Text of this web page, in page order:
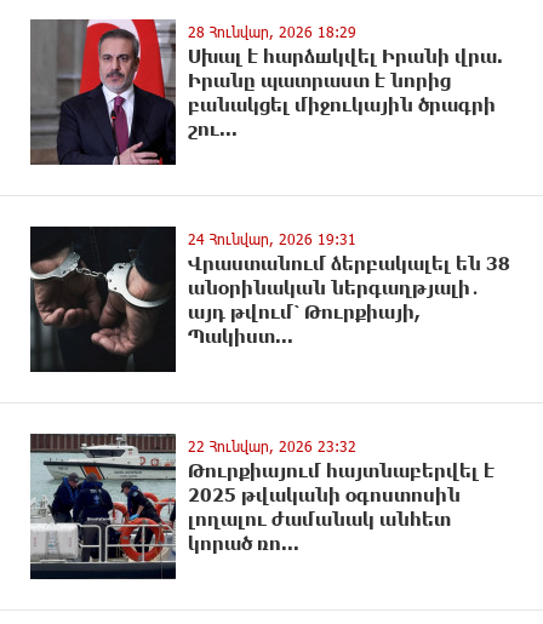
28 Հունվար, 2026 18:29
Սխալ է հարձшկվել Իրանի վրա.
Իրանը պատրաստ է նորից
բանակցել միջnւկային ծրագրի
շու...
24 Հունվար, 2026 19:31
Վրաստանում ձերբակալել են 38
անօրինական ներգաղթյալի․
այդ թվում՝ Թուրքիայի,
Պակիստ...
22 Հունվար, 2026 23:32
Թուրքիայում հայտնաբերվել է
2025 թվականի օգոստոսին
լողալու ժամանակ անհետ
կորած ռո...